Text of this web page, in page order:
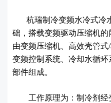
杭瑞制冷变频水冷式冷
础，搭载变频驱动压缩机
由变频压缩机、高效壳管
变频控制系统、冷却水循
部件组成。
工作原理为：制冷剂经